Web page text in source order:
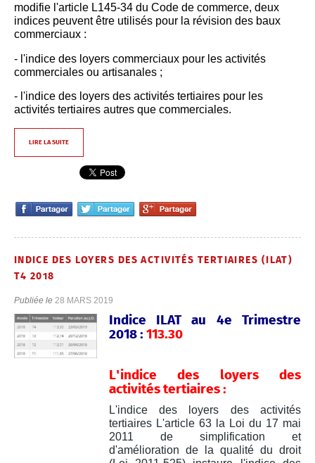
modifie l'article L145-34 du Code de commerce, deux
indices peuvent être utilisés pour la révision des baux
commerciaux :
- l'indice des loyers commerciaux pour les activités
commerciales ou artisanales ;
- l'indice des loyers des activités tertiaires pour les
activités tertiaires autres que commerciales.
LIRE LA SUITE
INDICE DES LOYERS DES ACTIVITÉS TERTIAIRES (ILAT)
T4 2018
Publiée le 28 MARS 2019
Indice ILAT au 4e Trimestre
2018 : 113.30
L'indice des loyers des
activités tertiaires :
L'indice des loyers des activités
tertiaires L'article 63 la Loi du 17 mai
2011 de simplification et
d'amélioration de la qualité du droit